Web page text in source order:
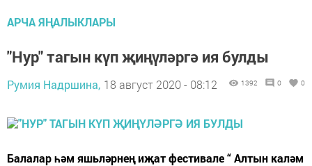
АРЧА ЯҢАЛЫКЛАРЫ
"Нур" тагын күп җиңүләргә ия булды
Румия Надршина, 18 август 2020 - 08:12 1392 0 0
Балалар һәм яшьләрнең иҗат фестивале “ Алтын каләм